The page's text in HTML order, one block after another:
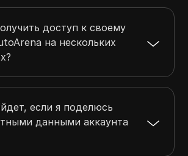
доступ к своему
на нескольких
если я поделюсь
данными аккаунта